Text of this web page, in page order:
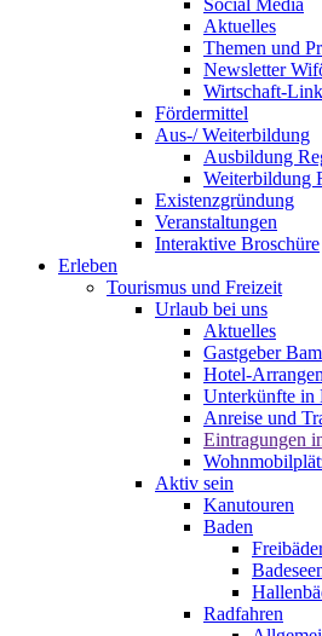
Social Media
Aktuelles
Themen und
Newsletter
Wirtschaft-
Fördermittel
Aus-/ Weiterbildung
Ausbildung
Weiterbildung
Existenzgründung
Veranstaltungen
Interaktive Broschüre
Erleben
Tourismus und Freizeit
Urlaub bei uns
Aktuelles
Gastgeber
Hotel-
Unterkünfte in
Anreise und
Eintragungen
Aktiv sein
Kanutouren
Baden
Radfahren